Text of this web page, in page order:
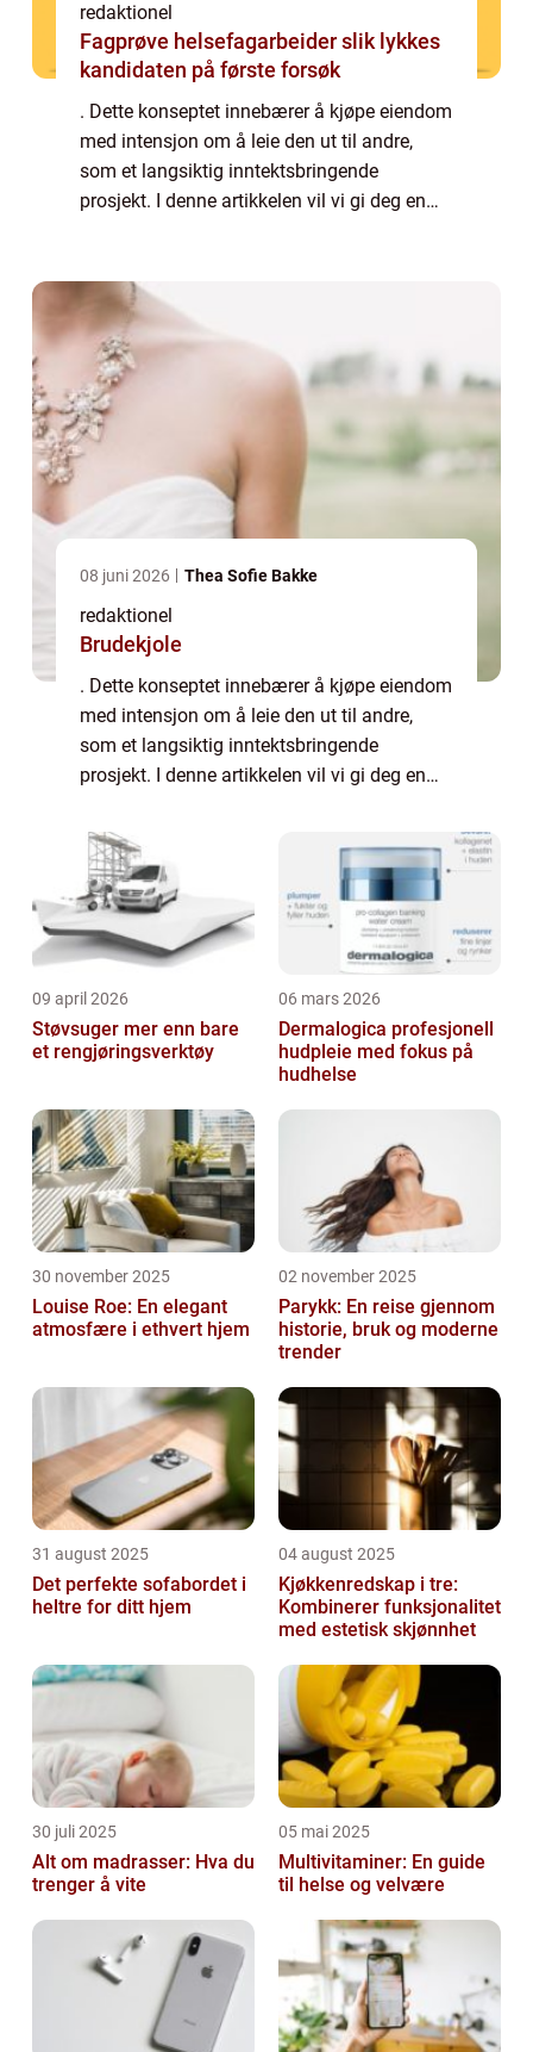
redaktionel
Fagprøve helsefagarbeider slik lykkes
kandidaten på første forsøk
. Dette konseptet innebærer å kjøpe eiendom
med intensjon om å leie den ut til andre,
som et langsiktig inntektsbringende
prosjekt. I denne artikkelen vil vi gi deg en
08 juni 2026 Thea Sofie Bakke
redaktionel
Brudekjole
. Dette konseptet innebærer å kjøpe eiendom
med intensjon om å leie den ut til andre,
som et langsiktig inntektsbringende
prosjekt. I denne artikkelen vil vi gi deg en
presentere ulike typer utleieboliger og...
09 april 2026
Støvsuger mer enn bare
et rengjøringsverktøy
06 mars 2026
Dermalogica profesjonell
hudpleie med fokus på
hudhelse
30 november 2025
Louise Roe: En elegant
atmosfære i ethvert hjem
02 november 2025
Parykk: En reise gjennom
historie, bruk og moderne
trender
31 august 2025
Det perfekte sofabordet i
heltre for ditt hjem
04 august 2025
Kjøkkenredskap i tre:
Kombinerer funksjonalitet
med estetisk skjønnhet
30 juli 2025
Alt om madrasser: Hva du
trenger å vite
05 mai 2025
Multivitaminer: En guide
til helse og velvære